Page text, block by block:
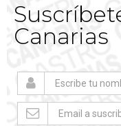
Canarias